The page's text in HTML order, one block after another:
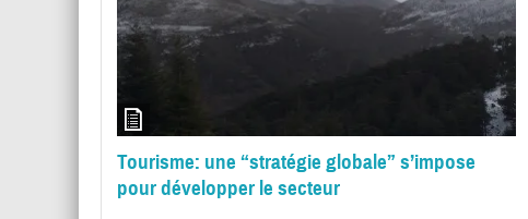
Tourisme: une “stratégie globale” s’impose
pour développer le secteur